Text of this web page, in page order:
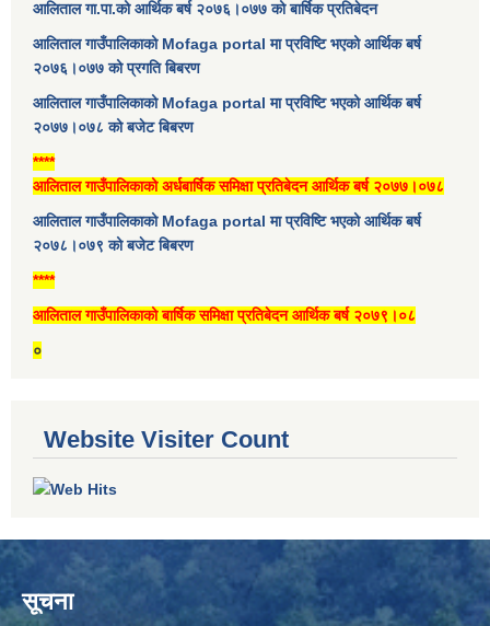
आलिताल गा.पा.को आर्थिक बर्ष २०७६।०७७ को बार्षिक प्रतिबेदन
आलिताल गाउँपालिकाको Mofaga portal मा प्रविष्टि भएको आर्थिक बर्ष
२०७६।०७७ को प्रगति बिबरण
आलिताल गाउँपालिकाको Mofaga portal मा प्रविष्टि भएको आर्थिक बर्ष
२०७७।०७८ को बजेट बिबरण
****
आलिताल गाउँपालिकाको अर्धबार्षिक समिक्षा प्रतिबेदन आर्थिक बर्ष २०७७।०७८
आलिताल गाउँपालिकाको Mofaga portal मा प्रविष्टि भएको आर्थिक बर्ष
२०७८।०७९ को बजेट बिबरण
****
आलिताल गाउँपालिकाको बार्षिक समिक्षा प्रतिबेदन आर्थिक बर्ष २०७९।०८
०
Website Visiter Count
सूचना